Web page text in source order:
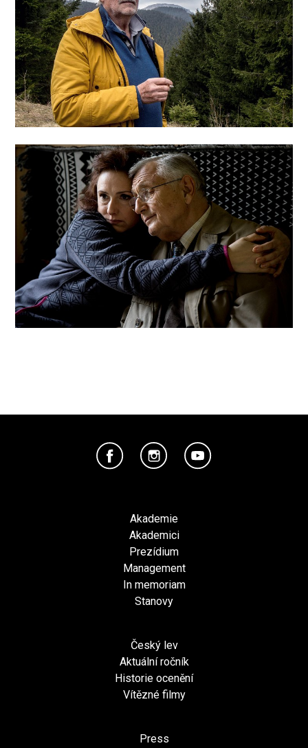
Akademie
Akademici
Prezídium
Management
In memoriam
Stanovy
Český lev
Aktuální ročník
Historie ocenění
Vítězné filmy
Press